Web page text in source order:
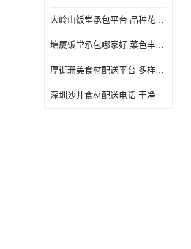
大岭山饭堂承包平台 品种花样丰富 定期推出新菜式
塘厦饭堂承包哪家好 菜色丰富 大幅度降低食材成本
厚街珊美食材配送平台 多样化选择 提高膳食质量
深圳沙井食材配送电话 干净卫生 无需亲自管理